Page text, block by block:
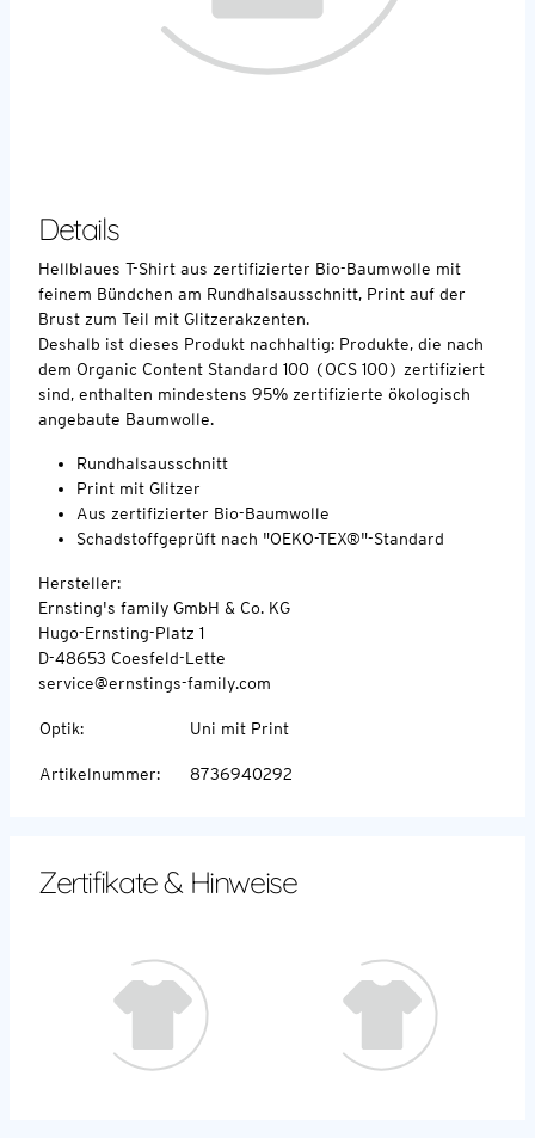
Details
Hellblaues T-Shirt aus zertifizierter Bio-Baumwolle mit
feinem Bündchen am Rundhalsausschnitt, Print auf der
Brust zum Teil mit Glitzerakzenten.
Deshalb ist dieses Produkt nachhaltig: Produkte, die nach
dem Organic Content Standard 100 (OCS 100) zertifiziert
sind, enthalten mindestens 95% zertifizierte ökologisch
angebaute Baumwolle.
Rundhalsausschnitt
Print mit Glitzer
Aus zertifizierter Bio-Baumwolle
Schadstoffgeprüft nach "OEKO-TEX®"-Standard
Hersteller:
Ernsting's family GmbH & Co. KG
Hugo-Ernsting-Platz 1
D-48653 Coesfeld-Lette
service@ernstings-family.com
Optik: Uni mit Print
Artikelnummer: 8736940292
Zertifikate & Hinweise